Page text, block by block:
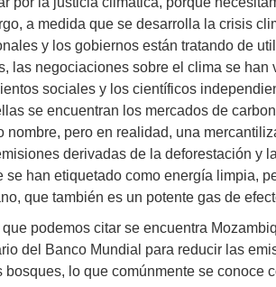
a medida que se desarrolla la crisis
y los gobiernos están tratando de
las negociaciones sobre el clima se
sociales y los científicos
se encuentran los mercados de
nombre, pero en realidad, una
derivadas de la deforestación y
se han etiquetado como energía limpia,
que también es un potente gas de
podemos citar se encuentra
del Banco Mundial para reducir las
bosques, lo que comúnmente se conoce